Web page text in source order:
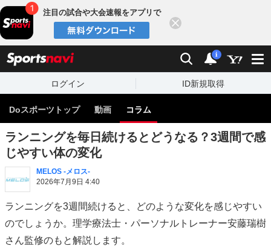
注目の試合や大会速報をアプリで
検索 通知
i
ログイン ID新規取得
Doスポーツトップ 動画 コラム
ランニングを毎日続けるとどうなる？3週間で感
じやすい体の変化
MELOS -メロス-
2026年7月9日 4:40
ランニングを3週間続けると、どのような変化を感じやすい
のでしょうか。理学療法士・パーソナルトレーナー安藤瑞樹
さん監修のもと解説します。